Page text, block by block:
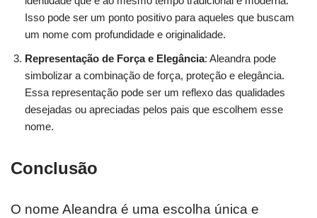
Isso pode ser um ponto positivo para aqueles que buscam
um nome com profundidade e originalidade.
Representação de Força e Elegância: Aleandra pode
simbolizar a combinação de força, proteção e elegância.
Essa representação pode ser um reflexo das qualidades
desejadas ou apreciadas pelos pais que escolhem esse
nome.
Conclusão
O nome Aleandra é uma escolha única e